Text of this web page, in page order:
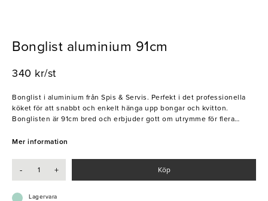
Bonglist aluminium 91cm
340 kr/st
Bonglist i aluminium från Spis & Servis. Perfekt i det professionella
köket för att snabbt och enkelt hänga upp bongar och kvitton.
Bonglisten är 91cm bred och erbjuder gott om utrymme för flera
utan att tappa överblicken. Bonglisten fästes enkelt i väggen med
Mer information
- + Köp
Lagervara